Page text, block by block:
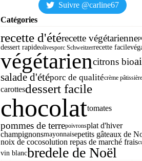
Suivre @carline67
Catégories
recette d'étérecette végétarienne
dessert rapideolivesporc Schweitzerrecette facile
végétariencitrons bio
salade d'étéporc de qualitécrème pâtissière
carottesdessert facile
chocolattomates
pommes de terrepoivronsplat d'hiver
champignonsmayonnaisepetits gâteaux de
noix de cocosolution repas de marché frais
vin blancbredele de Noël